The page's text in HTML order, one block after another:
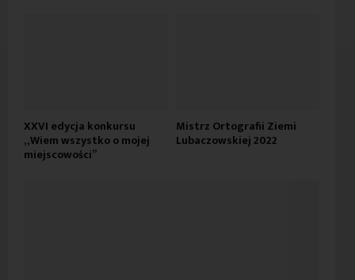
XXVI edycja konkursu
„Wiem wszystko o mojej
miejscowości”
Mistrz Ortografii Ziemi
Lubaczowskiej 2022